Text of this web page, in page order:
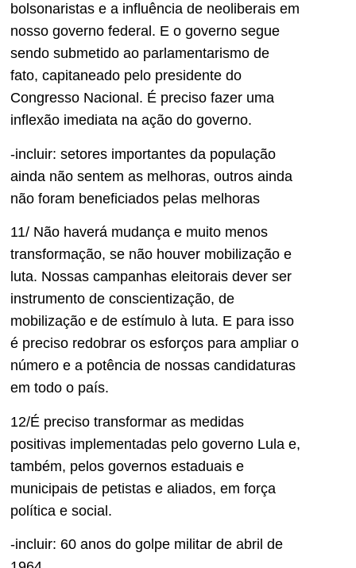
bolsonaristas e a influência de neoliberais em
nosso governo federal. E o governo segue
sendo submetido ao parlamentarismo de
fato, capitaneado pelo presidente do
Congresso Nacional. É preciso fazer uma
inflexão imediata na ação do governo.
-incluir: setores importantes da população
ainda não sentem as melhoras, outros ainda
não foram beneficiados pelas melhoras
11/ Não haverá mudança e muito menos
transformação, se não houver mobilização e
luta. Nossas campanhas eleitorais dever ser
instrumento de conscientização, de
mobilização e de estímulo à luta. E para isso
é preciso redobrar os esforços para ampliar o
número e a potência de nossas candidaturas
em todo o país.
12/É preciso transformar as medidas
positivas implementadas pelo governo Lula e,
também, pelos governos estaduais e
municipais de petistas e aliados, em força
política e social.
-incluir: 60 anos do golpe militar de abril de